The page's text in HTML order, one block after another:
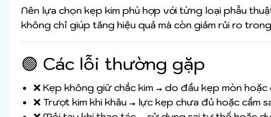
Nên lựa chọn kẹp kim phù hợp với từng loại phẫu
không chỉ giúp tăng hiệu quả mà còn giảm rủi ro
🟢 Các lỗi thường gặp
❌ Kẹp không giữ chắc kim → do đầu kẹp mòn
❌ Trượt kim khi khâu → lực kẹp chưa đủ hoặc cầm